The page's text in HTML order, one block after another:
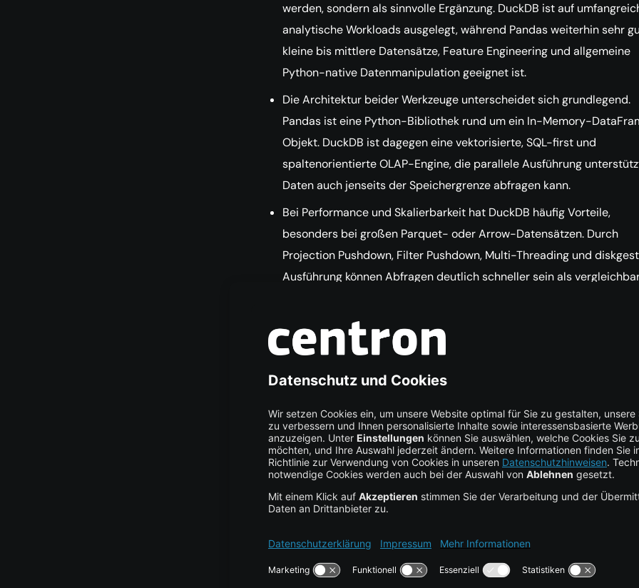
werden, sondern als sinnvolle Ergänzung. DuckDB ist auf
analytische Workloads ausgelegt, während Pandas weiterhin sehr
kleine bis mittlere Datensätze, Feature Engineering und allgemeine
Python-native Datenmanipulation geeignet ist.
Die Architektur beider Werkzeuge unterscheidet sich grundlegend.
Pandas ist eine Python-Bibliothek rund um ein In-Memory-
Objekt. DuckDB ist dagegen eine vektorisierte, SQL-first und
spaltenorientierte OLAP-Engine, die parallele Ausführung
Daten auch jenseits der Speichergrenze abfragen kann.
Bei Performance und Skalierbarkeit hat DuckDB häufig Vorteile,
besonders bei großen Parquet- oder Arrow-Datensätzen. Durch
Projection Pushdown, Filter Pushdown, Multi-Threading und
Ausführung können Abfragen deutlich schneller sein als
Eine große Stärke von DuckDB liegt in hybriden Workflows. DuckDB
Pandas-, Polars- und Arrow-DataFrames direkt abfragen, sie mit
Ergebnisse in unterschiedlichen Formaten zurückgeben. Dadurch
sich SQL nahtlos direkt in Notebook-Workflows nutzen.
Die passende Lösung hängt vom jeweiligen Anwendungsfall ab.
eignet sich besonders für OLAP-ähnliche Abfragen, große Joins und
umfangreiche Datensätze. Pandas überzeugt weiterhin bei
Datenbereinigung, individueller Python-Logik, enger Integration mit
Datenmengen, die bequem in den Arbeitsspeicher passen.